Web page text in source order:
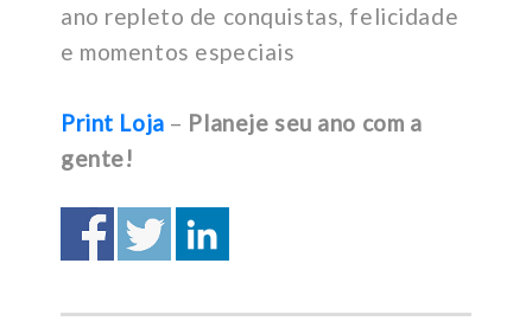
ano repleto de conquistas, felicidade
e momentos especiais
Print Loja – Planeje seu ano com a
gente!